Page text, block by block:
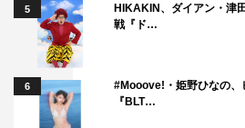
5
HIKAKIN、ダイアン・津
戦『ド…
6
#Mooove!・姫野ひなの、
『BLT…